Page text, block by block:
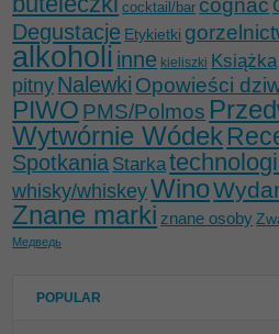
cocktail/bar cognac
Degustacje Etykietki
alkoholi inne kieliszki Książka
pitny Nalewki Opowieści
PIWO PMS/Polmos
Wytwórnie Wódek
Spotkania Starka
whisky/whiskeyWino
Znane marki znane osoby
Медведь
POPULAR